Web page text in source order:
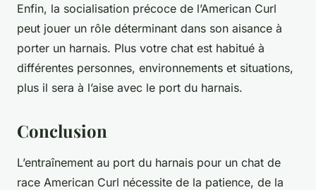
Enfin, la socialisation précoce de l’American Curl
peut jouer un rôle déterminant dans son aisance à
porter un harnais. Plus votre chat est habitué à
différentes personnes, environnements et situations,
plus il sera à l’aise avec le port du harnais.
Conclusion
L’entraînement au port du harnais pour un chat de
race American Curl nécessite de la patience, de la